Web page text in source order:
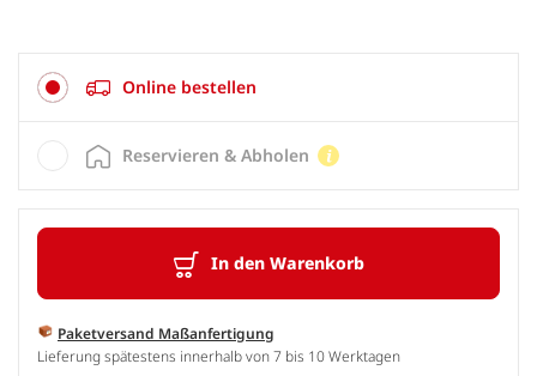
Online bestellen
In den Warenkorb
Paketversand Maßanfertigung
Lieferung spätestens innerhalb von 7 bis 10 Werktagen
Reservieren & Abholen